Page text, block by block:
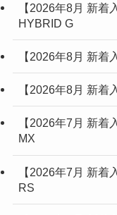
【2026年8月 新着
HYBRID G
【2026年8月 新着
【2026年8月 新着
【2026年7月 新
MX
【2026年7月 新
RS